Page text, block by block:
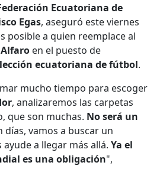
Ecuatoriana de
Egas, aseguró este viernes
posible a quien reemplace al
en el puesto de
ecuatoriana de fútbol.
mucho tiempo para escoger
, analizaremos las carpetas
que son muchas. No será un
días, vamos a buscar un
a llegar más allá.Ya el
es una obligación",